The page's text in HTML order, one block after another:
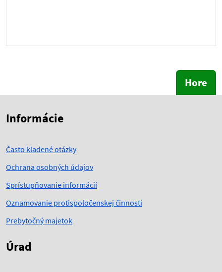
Hore
Informácie
Často kladené otázky
Ochrana osobných údajov
Sprístupňovanie informácií
Oznamovanie protispoločenskej činnosti
Prebytočný majetok
Úrad